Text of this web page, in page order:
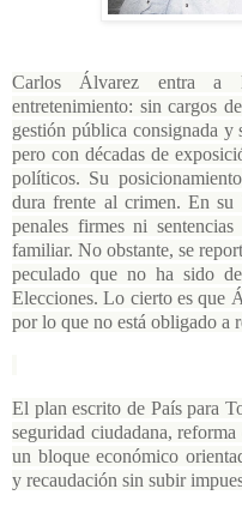
Carlos Álvarez entra a
entretenimiento: sin cargos
gestión pública consignada y
pero con décadas de
políticos. Su
dura frente al crimen. En su
penales firmes ni
familiar. No obstante, se
peculado que no ha sido
Elecciones. Lo cierto es que
por lo que no está obligado a
El plan escrito de País para
seguridad ciudadana,
un bloque económico
y recaudación sin subir